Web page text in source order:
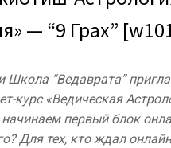
— “9 Грах”
Школа “Ведаврата”
курс «Ведическая
первый блок
Для тех, кто ждал